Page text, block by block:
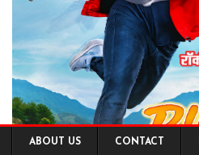
ABOUT US CONTACT